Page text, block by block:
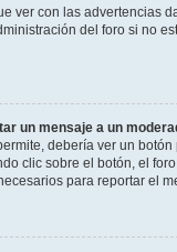
ver con las advertencias
del foro si no
un mensaje a un
debería ver un
clic sobre el botón, el
para reportar el